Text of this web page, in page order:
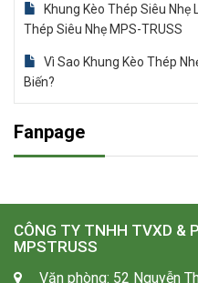
Khung Kèo Thép Siêu Nhẹ
Thép Siêu Nhẹ MPS-TRUSS
Vì Sao Khung Kèo Thép
Biến?
Fanpage
CÔNG TY TNHH TVXD &
MPSTRUSS
Văn phòng: 52 Nguyễn